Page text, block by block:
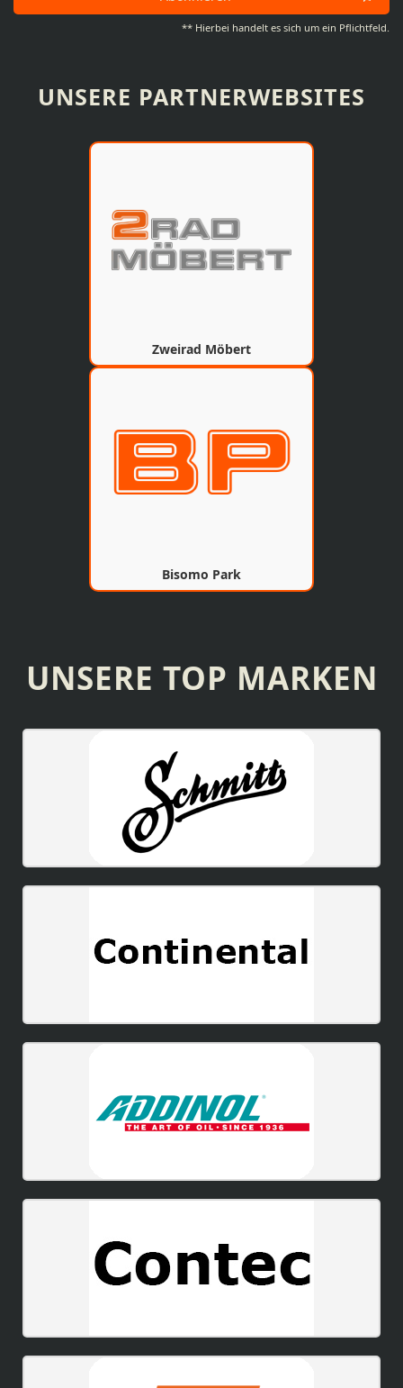
** Hierbei handelt es sich um ein Pflichtfeld.
UNSERE PARTNERWEBSITES
Zweirad Möbert
Bisomo Park
UNSERE TOP MARKEN